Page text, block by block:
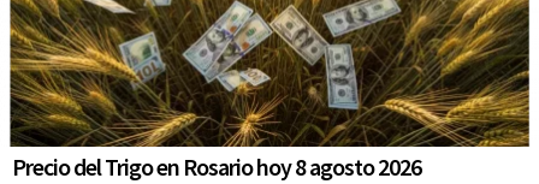
Precio del Trigo en Rosario hoy 8 agosto 2026